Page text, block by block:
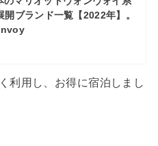
開ブランド一覧【2022年】。
利用し、お得に宿泊しまし